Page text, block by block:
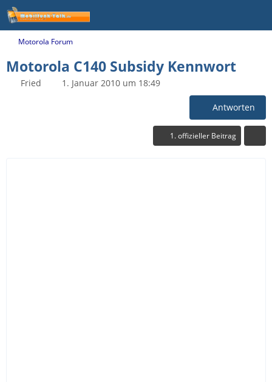
Motorola Forum
Motorola C140 Subsidy Kennwort
Fried 1. Januar 2010 um 18:49
Antworten
1. offizieller Beitrag